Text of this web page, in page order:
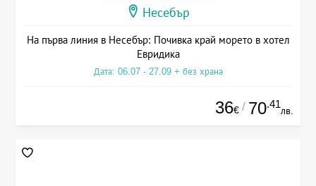
Несебър
На първа линия в Несебър: Почивка край морето в хотел
Евридика
Дата: 06.07 - 27.09 + без храна
36€ / 70.41
лв.